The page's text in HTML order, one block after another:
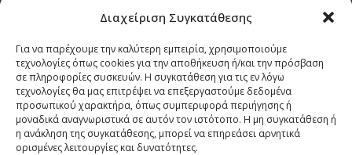
Διαχείριση Συγκατάθεσης
Για να παρέχουμε την καλύτερη εμπειρία, χρησιμοποιούμε
τεχνολογίες όπως cookies για την αποθήκευση ή/και την πρόσβαση
σε πληροφορίες συσκευών. Η συγκατάθεση για τις εν λόγω
τεχνολογίες θα μας επιτρέψει να επεξεργαστούμε δεδομένα
προσωπικού χαρακτήρα, όπως συμπεριφορά περιήγησης ή
μοναδικά αναγνωριστικά σε αυτόν τον ιστότοπο. Η μη συγκατάθεση ή
η ανάκληση της συγκατάθεσης, μπορεί να επηρεάσει αρνητικά
ορισμένες λειτουργίες και δυνατότητες.
ΠΟΛΙΤΙΚΗ ΠΡΟΣΤΑΣΙΑΣ ΔΕΔΟΜΕΝΩΝ
Πολιτική Προστασίας Δεδομένων
Δήλωση Υπευθύνου Προστασίας Προσωπικών Δεδομένων
Ανάλυση Cookies